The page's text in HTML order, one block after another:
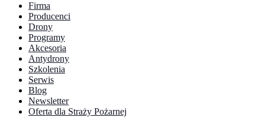
Firma
Producenci
Drony
Programy
Akcesoria
Antydrony
Szkolenia
Serwis
Blog
Newsletter
Oferta dla Straży Pożarnej